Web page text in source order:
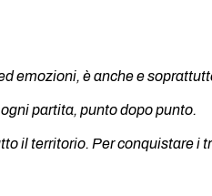
emozioni, è anche e
partita, punto dopo punto.
il territorio. Per conquistare i